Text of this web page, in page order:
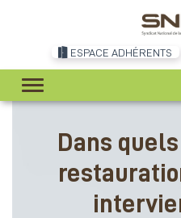
ESPACE ADHÉRENTS
Dans